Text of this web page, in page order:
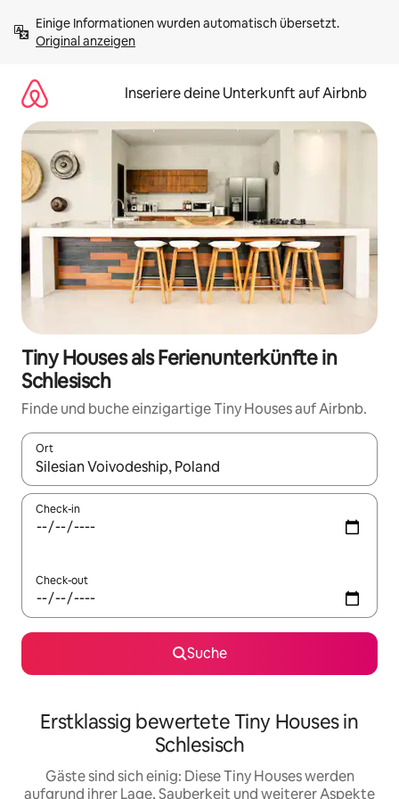
Inhalten
springenOriginal anzeigen
Inseriere deine Unterkunft auf Airbnb
Tiny Houses als Ferienunterkünfte in
Schlesisch
Finde und buche einzigartige Tiny Houses auf Airbnb.
Ort
Wenn Ergebnisse verfügbar sind, navigiere mit den
Check-in
Check-out
Suche
Erstklassig bewertete Tiny Houses in
Schlesisch
Gäste sind sich einig: Diese Tiny Houses werden
aufgrund ihrer Lage, Sauberkeit und weiterer Aspekte